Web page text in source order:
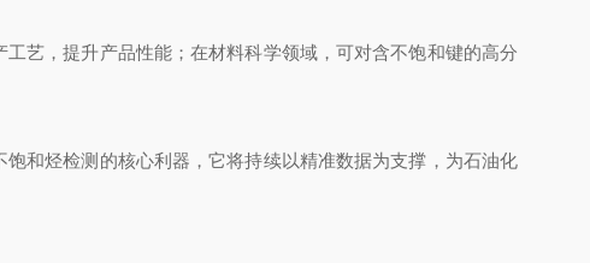
艺，提升产品性能；在材料科学领域，可对含不饱和键的高分
和烃检测的核心利器，它将持续以精准数据为支撑，为石油化